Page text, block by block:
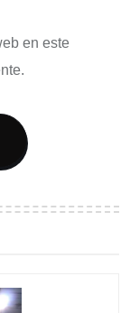
en este